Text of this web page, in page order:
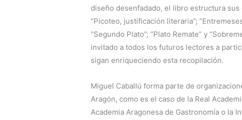
diseño desenfadado, el libro estructura
“Picoteo, justificación literaria”;
“Segundo Plato”; “Plato Remate” y
invitado a todos los futuros lectores a
sigan enriqueciendo esta recopilación.
Miguel Caballú forma parte de
Aragón, como es el caso de la Real
Academia Aragonesa de Gastronomía o la